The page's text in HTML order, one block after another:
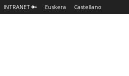
INTRANET 🔑 Euskera Castellano